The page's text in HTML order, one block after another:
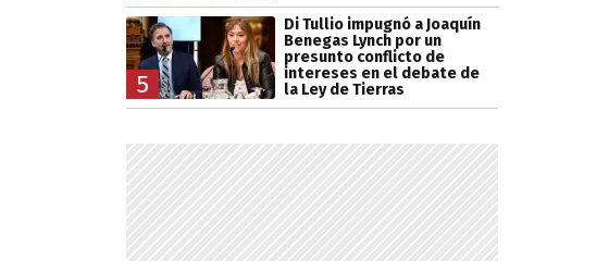
5
Di Tullio impugnó a Joaquín
Benegas Lynch por un
presunto conflicto de
intereses en el debate de
la Ley de Tierras